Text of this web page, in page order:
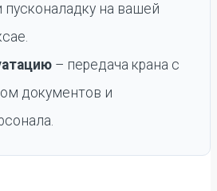
на вашей
– передача крана с
документов и